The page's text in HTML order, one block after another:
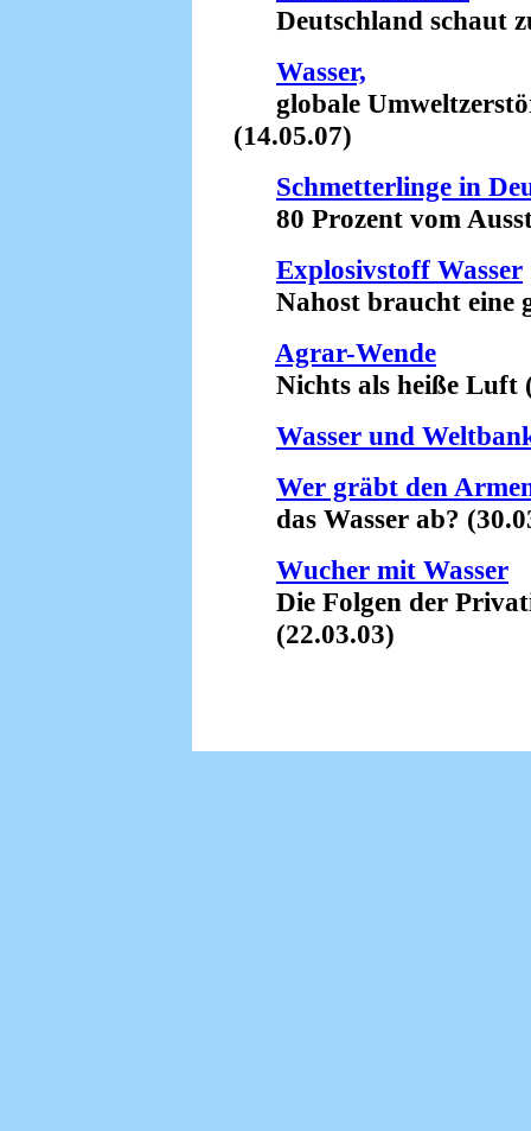
Deutschland schaut
Wasser,
globale
(14.05.07)
Schmetterlinge in
80 Prozent vom
Explosivstoff Wasser
Nahost braucht eine
Agrar-Wende
Nichts als heiße Luft
Wasser und
Wer gräbt den
das Wasser ab?
Wucher mit Wasser
Die Folgen der
(22.03.03)